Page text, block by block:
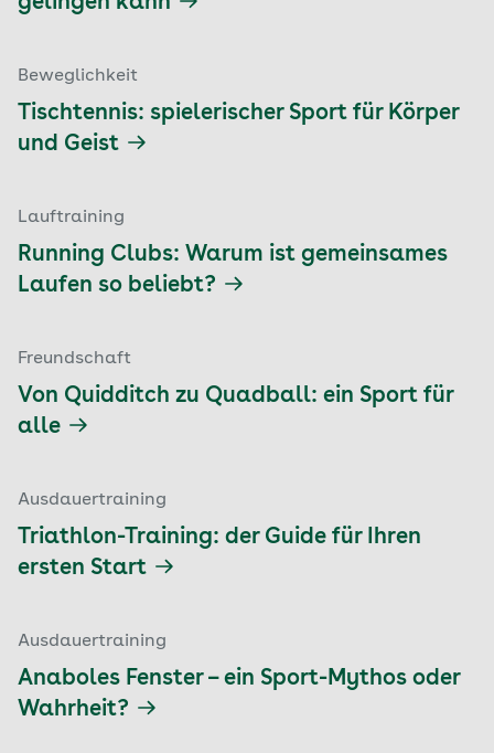
Beweglichkeit
Tischtennis: spielerischer Sport für Körper
und Geist
Lauftraining
Running Clubs: Warum ist gemeinsames
Laufen so beliebt?
Freundschaft
Von Quidditch zu Quadball: ein Sport für
alle
Ausdauertraining
Triathlon-Training: der Guide für Ihren
ersten Start
Ausdauertraining
Anaboles Fenster – ein Sport-Mythos oder
Wahrheit?